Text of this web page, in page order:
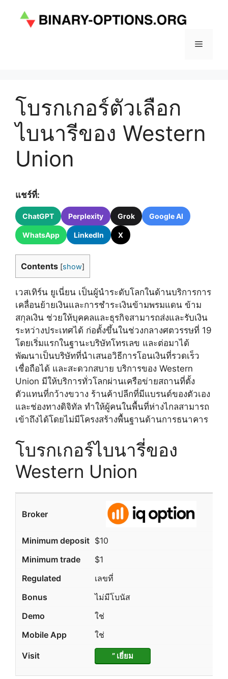
Menu
โบรกเกอร์ตัวเลือก
ไบนารีของ Western
Union
แชร์ที่:
ChatGPT Perplexity Grok Google AI
WhatsApp LinkedIn X
Contents [show]
เวสเทิร์น ยูเนี่ยน เป็นผู้นำระดับโลกในด้านบริการการ
เคลื่อนย้ายเงินและการชำระเงินข้ามพรมแดน ข้าม
สกุลเงิน ช่วยให้บุคคลและธุรกิจสามารถส่งและรับเงิน
ระหว่างประเทศได้ ก่อตั้งขึ้นในช่วงกลางศตวรรษที่ 19
โดยเริ่มแรกในฐานะบริษัทโทรเลข และต่อมาได้
พัฒนาเป็นบริษัทที่นำเสนอวิธีการโอนเงินที่รวดเร็ว
เชื่อถือได้ และสะดวกสบาย บริการของ Western
Union มีให้บริการทั่วโลกผ่านเครือข่ายสถานที่ตั้ง
ตัวแทนที่กว้างขวาง ร้านค้าปลีกที่มีแบรนด์ของตัวเอง
และช่องทางดิจิทัล ทำให้ผู้คนในพื้นที่ห่างไกลสามารถ
เข้าถึงได้โดยไม่มีโครงสร้างพื้นฐานด้านการธนาคาร
โบรกเกอร์ไบนารี่ของ
Western Union
$10
$1
เลขที่
ไม่มีโบนัส
ใช่
ใช่
” เยี่ยม